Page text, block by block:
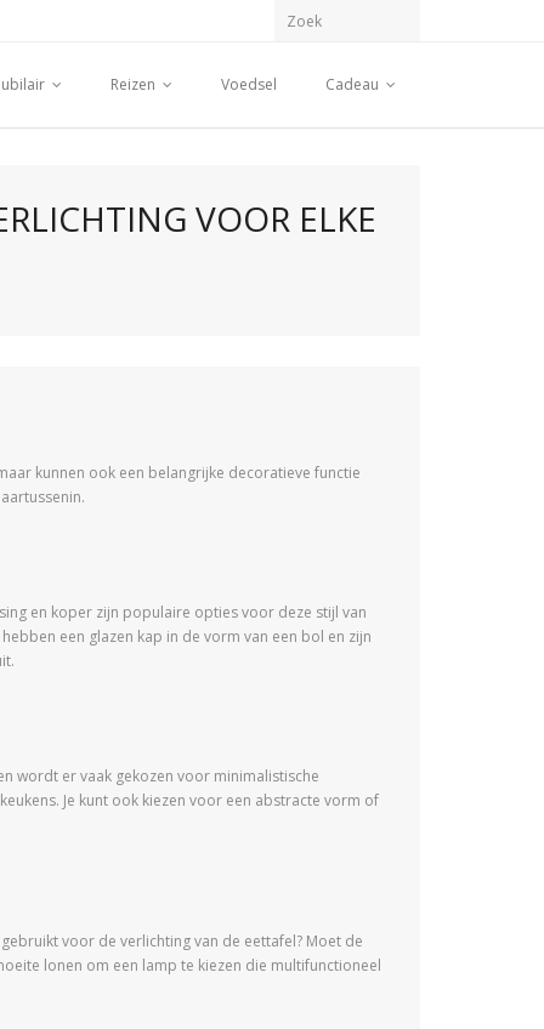
Reizen Voedsel Cadeau
VOOR ELKE
kunnen ook een belangrijke decoratieve functie
en koper zijn populaire opties voor deze stijl van
een glazen kap in de vorm van een bol en zijn
wordt er vaak gekozen voor minimalistische
Je kunt ook kiezen voor een abstracte vorm of
voor de verlichting van de eettafel? Moet de
lonen om een lamp te kiezen die multifunctioneel